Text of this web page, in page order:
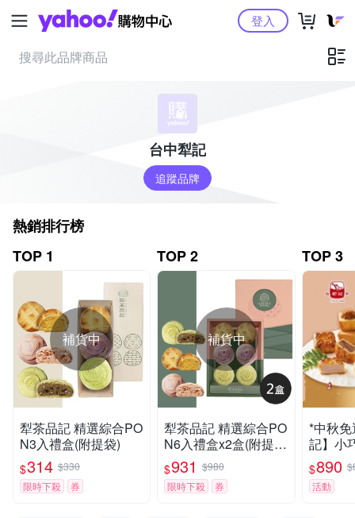
Yahoo購物中心登入
台中犁記
追蹤品牌
熱銷排行榜
TOP 1
補貨中
犁茶品記 精選綜合PO
N3入禮盒(附提袋)
$314 $330
限時下殺
券
TOP 2
補貨中
犁茶品記 精選綜合PO
N6入禮盒x2盒(附提
袋)
$931
$980
限時下殺
券
TOP 3
*中秋
記】小
盒(9入/
$890
活動